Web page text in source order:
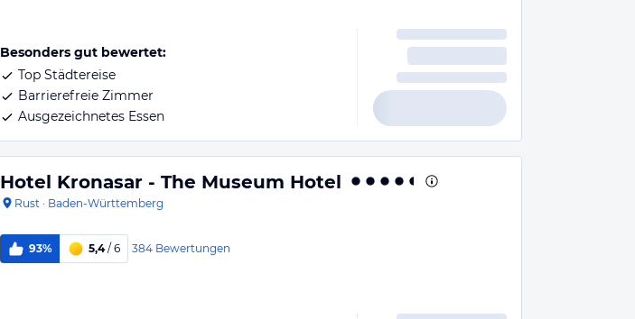
Besonders gut bewertet:
Top Städtereise
Barrierefreie Zimmer
Ausgezeichnetes Essen
Hotel Kronasar - The Museum Hotel
Rust · Baden-Württemberg
93% 5,4/ 6 384 Bewertungen